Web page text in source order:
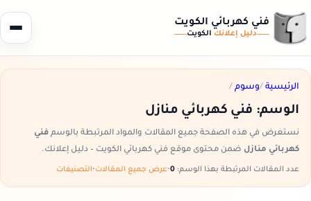
فني كهربائي الكويت
دليل إعلانك الكويت
الرئيسية /وسوم /
الوسم: فني كهربائي منازل
نستعرض في هذه الصفحة جميع المقالات والمواد المرتبطة بالوسم فني
كهربائي منازل ضمن محتوى موقع فني كهربائي الكويت – دليل إعلانك.
عدد المقالات المرتبطة بهذا الوسم: •عرض جميع المقالات•التصنيفات